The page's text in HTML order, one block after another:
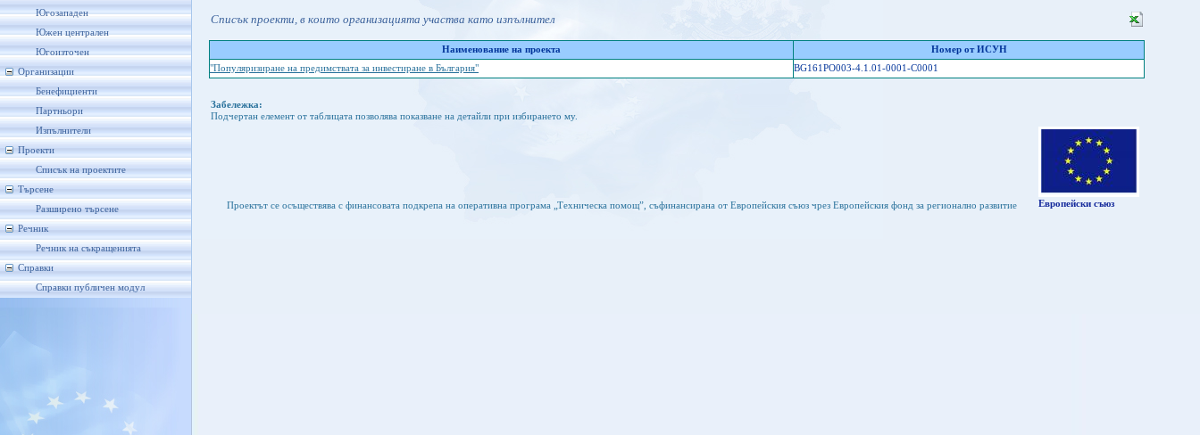
Югозападен
Южен централен
Югоизточен
Организации
Бенефициенти
Партньори
Изпълнители
Проекти
Списък на проектите
Търсене
Разширено търсене
Речник
Речник на съкращенията
Справки
Справки публичен модул
Списък проекти, в които организацията участва като изпълнител
Наименование на проекта
Номер от ИСУН
"Популяризиране на предимствата за инвестиране в България"
BG161PO003-4.1.01-0001-C0001
Забележка:
Подчертан елемент от таблицата позволява показване на детайли при избирането му.
Проектът се осъществява с финансовата подкрепа на оперативна програма „Техническа помощ”, съфинансирана от Европейския съюз чрез Европейския фонд за регионално развитие Европейски съюз